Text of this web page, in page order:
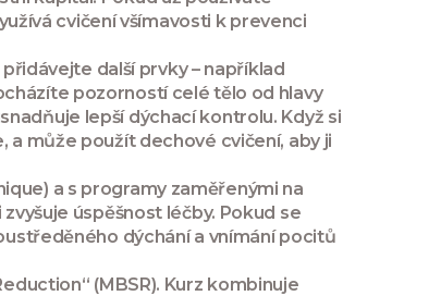
cvičení všímavosti k prevenci
další prvky – například
pozorností celé tělo od hlavy
lepší dýchací kontrolu. Když si
a může použít dechové cvičení, aby ji
a s programy zaměřenými na
úspěšnost léčby. Pokud se
dýchání a vnímání pocitů
(MBSR). Kurz kombinuje